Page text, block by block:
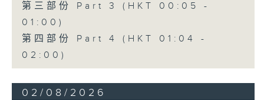
第三部份 Part 3 (HKT 00:05 -
01:00)
第四部份 Part 4 (HKT 01:04 -
02:00)
02/08/2026